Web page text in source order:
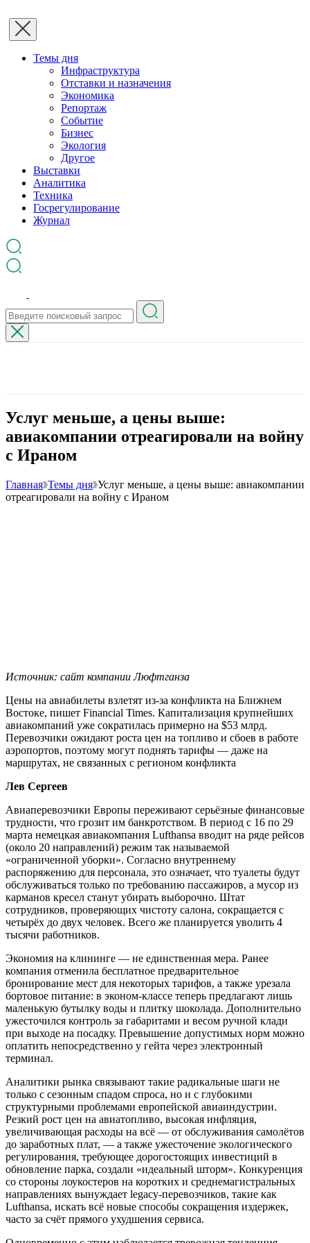
Темы дня
Инфраструктура
Отставки и назначения
Экономика
Репортаж
Событие
Бизнес
Экология
Другое
Выставки
Аналитика
Техника
Госрегулирование
Журнал
Услуг меньше, а цены выше:
авиакомпании отреагировали на войну
с Ираном
Главная Темы дня Услуг меньше, а цены выше: авиакомпании
отреагировали на войну с Ираном
Источник: сайт компании Люфтганза
Цены на авиабилеты взлетят из-за конфликта на Ближнем
Востоке, пишет Financial Times. Капитализация крупнейших
авиакомпаний уже сократилась примерно на $53 млрд.
Перевозчики ожидают роста цен на топливо и сбоев в работе
аэропортов, поэтому могут поднять тарифы — даже на
маршрутах, не связанных с регионом конфликта
Лев Сергеев
Авиаперевозчики Европы переживают серьёзные финансовые
трудности, что грозит им банкротством. В период с 16 по 29
марта немецкая авиакомпания Lufthansa вводит на ряде рейсов
(около 20 направлений) режим так называемой
«ограниченной уборки». Согласно внутреннему
распоряжению для персонала, это означает, что туалеты будут
обслуживаться только по требованию пассажиров, а мусор из
карманов кресел станут убирать выборочно. Штат
сотрудников, проверяющих чистоту салона, сокращается с
четырёх до двух человек. Всего же планируется уволить 4
тысячи работников.
Экономия на клининге — не единственная мера. Ранее
компания отменила бесплатное предварительное
бронирование мест для некоторых тарифов, а также урезала
бортовое питание: в эконом-классе теперь предлагают лишь
маленькую бутылку воды и плитку шоколада. Дополнительно
ужесточился контроль за габаритами и весом ручной клади
при выходе на посадку. Превышение допустимых норм можно
оплатить непосредственно у гейта через электронный
терминал.
Аналитики рынка связывают такие радикальные шаги не
только с сезонным спадом спроса, но и с глубокими
структурными проблемами европейской авиаиндустрии.
Резкий рост цен на авиатопливо, высокая инфляция,
увеличивающая расходы на всё — от обслуживания самолётов
до заработных плат, — а также ужесточение экологического
регулирования, требующее дорогостоящих инвестиций в
обновление парка, создали «идеальный шторм». Конкуренция
со стороны лоукостеров на коротких и среднемагистральных
направлениях вынуждает legacy-перевозчиков, такие как
Lufthansa, искать всё новые способы сокращения издержек,
часто за счёт прямого ухудшения сервиса.